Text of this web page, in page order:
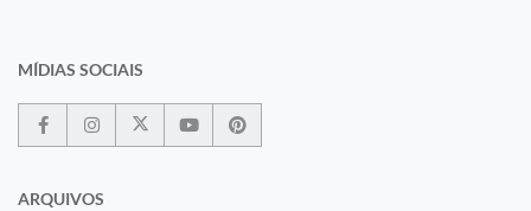
MÍDIAS SOCIAIS
ARQUIVOS